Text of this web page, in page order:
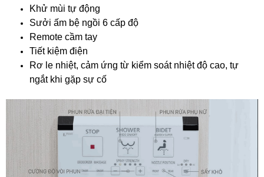
Khử mùi tự động
Sưởi ấm bệ ngồi 6 cấp độ
Remote cầm tay
Tiết kiệm điện
Rơ le nhiệt, cảm ứng từ kiểm soát nhiệt độ cao, tự
ngắt khi gặp sự cố